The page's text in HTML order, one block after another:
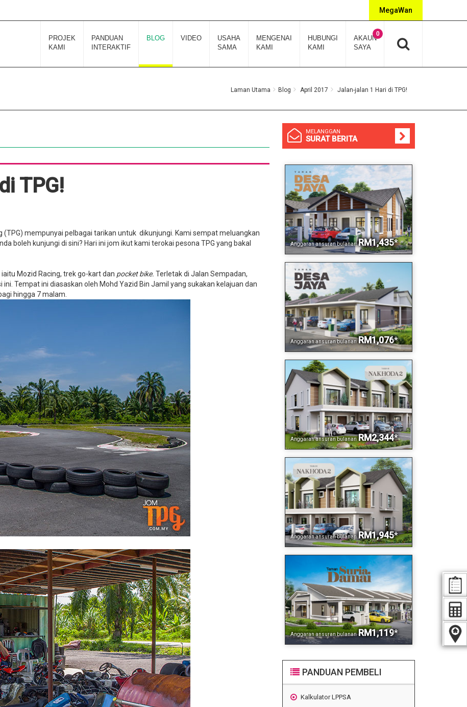
MegaWan
PROJEK
KAMI
PANDUAN
INTERAKTIF
BLOG VIDEO
USAHA
SAMA
MENGENAI
KAMI
HUBUNGI
KAMI
AKAUN
SAYA
0
Laman Utama Blog April 2017 Jalan-jalan 1 Hari di TPG!
TPG!
(TPG) mempunyai pelbagai tarikan untuk dikunjungi. Kami sempat meluangkan
boleh kunjungi di sini? Hari ini jom ikut kami terokai pesona TPG yang bakal
Mozid Racing, trek go-kart dan pocket bike. Terletak di Jalan Sempadan,
Tempat ini diasaskan oleh Mohd Yazid Bin Jamil yang sukakan kelajuan dan
hingga 7 malam.
MELANGGAN
SURAT BERITA
Anggaran ansuran bulanan RM1,435*
Anggaran ansuran bulanan RM1,076*
Anggaran ansuran bulanan RM2,344*
Anggaran ansuran bulanan RM1,945*
Anggaran ansuran bulanan RM1,119*
PANDUAN PEMBELI
Kalkulator LPPSA